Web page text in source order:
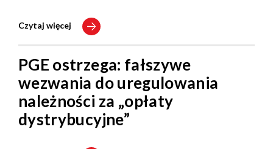
Czytaj więcej
PGE ostrzega: fałszywe
wezwania do uregulowania
należności za „opłaty
dystrybucyjne”